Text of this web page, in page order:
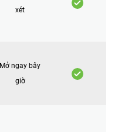
xét
Mở ngay bây
giờ